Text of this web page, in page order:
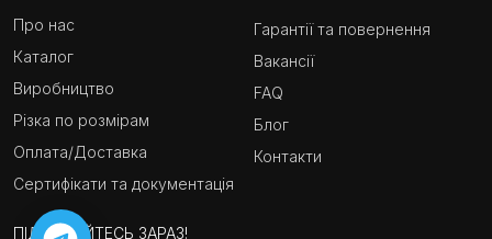
Про нас
Каталог
Виробництво
Різка по розмірам
Оплата/Доставка
Сертифікати та документація
Гарантії та повернення
Вакансії
FAQ
Блог
Контакти
ПІДПИСУЙТЕСЬ ЗАРАЗ!